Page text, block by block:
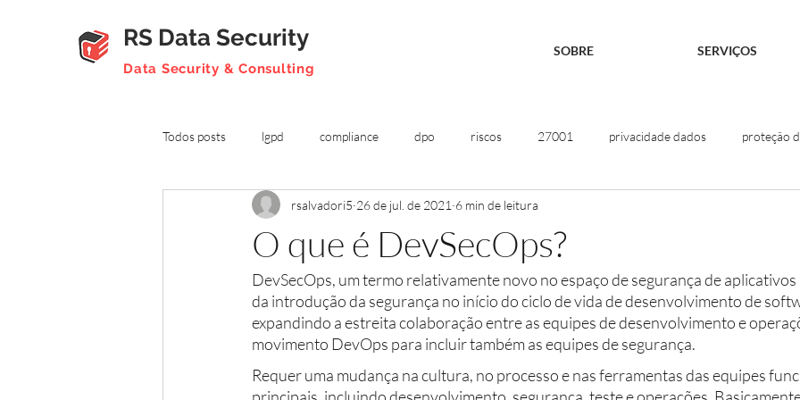
RS Data Security
Data Security & Consulting
SOBRE SERVIÇOS
Todos posts lgpd compliance dpo riscos 27001 privacidade dados proteção
carreira segurança da informação cibersegurança
O que é DevSecOps?
rsalvadori5 26 de jul. de 2021 6 min de leitura
DevSecOps, um termo relativamente novo no espaço de segurança de aplicativos
da introdução da segurança no início do ciclo de vida de desenvolvimento de
expandindo a estreita colaboração entre as equipes de desenvolvimento e
movimento DevOps para incluir também as equipes de segurança.
Requer uma mudança na cultura, no processo e nas ferramentas das equipes